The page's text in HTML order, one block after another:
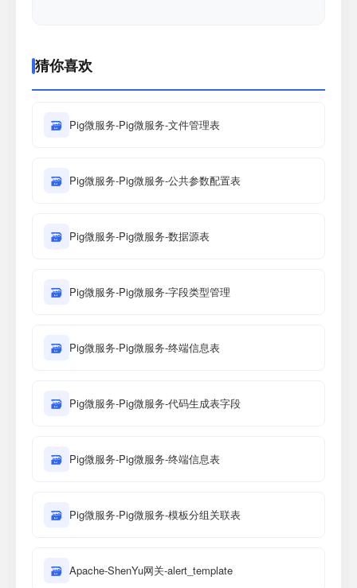
猜你喜欢
🗃 Pig微服务-Pig微服务-文件管理表
🗃 Pig微服务-Pig微服务-公共参数配置表
🗃 Pig微服务-Pig微服务-数据源表
🗃 Pig微服务-Pig微服务-字段类型管理
🗃 Pig微服务-Pig微服务-终端信息表
🗃 Pig微服务-Pig微服务-代码生成表字段
🗃 Pig微服务-Pig微服务-终端信息表
🗃 Pig微服务-Pig微服务-模板分组关联表
🗃 Apache-ShenYu网关-alert_template